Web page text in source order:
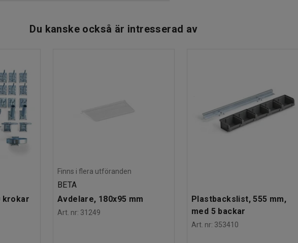
Du kanske också är intresserad av
krokar
Finns i flera utföranden
BETA
Avdelare, 180x95 mm
Art. nr: 31249
Plastbackslist, 555 mm,
med 5 backar
Art. nr: 353410